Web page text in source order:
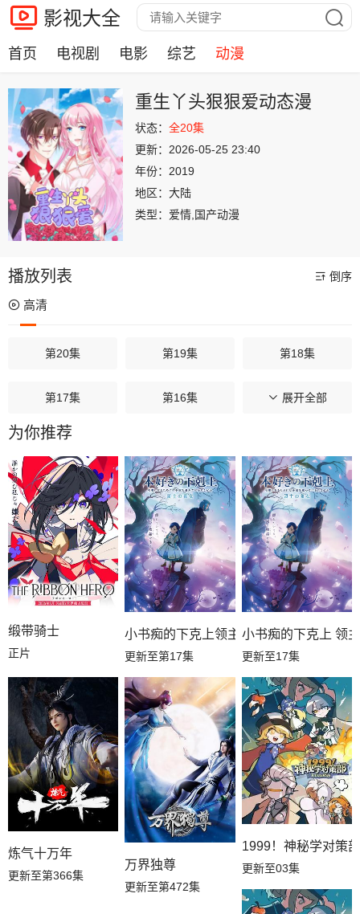
影视大全
首页 电视剧 电影 综艺 动漫
重生丫头狠狠爱动态漫
状态： 全20集
更新： 2026-05-25 23:40
年份： 2019
地区： 大陆
类型： 爱情,国产动漫
播放列表 倒序
高清
第20集 第19集 第18集
第17集 第16集 第15集
第14集
第11集 第10集 第09集
第08集 第07集 第06集
第05集 第04集 第03集
展开全部
为你推荐
缎带骑士
正片
小书痴的下克上领主的养女
更新至第17集
小书痴的下克上 领
更新至17集
炼气十万年
更新至第366集
万界独尊
更新至第472集
1999！神秘学对策
更新至03集